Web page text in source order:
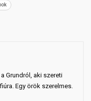
Grundról, aki szereti
Egy örök szerelmes.